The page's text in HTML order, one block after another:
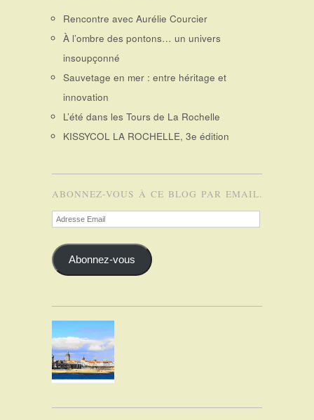
Rencontre avec Aurélie Courcier
À l’ombre des pontons… un univers
insoupçonné
Sauvetage en mer : entre héritage et
innovation
L’été dans les Tours de La Rochelle
KISSYCOL LA ROCHELLE, 3e édition
ABONNEZ-VOUS À CE BLOG PAR EMAIL.
Adresse
Email
Abonnez-vous